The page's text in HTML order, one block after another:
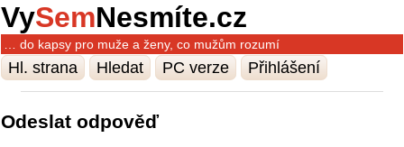
VySemNesmíte.cz
… do kapsy pro muže a ženy, co mužům rozumí
Hl. strana Hledat PC verze Přihlášení
Odeslat odpověď